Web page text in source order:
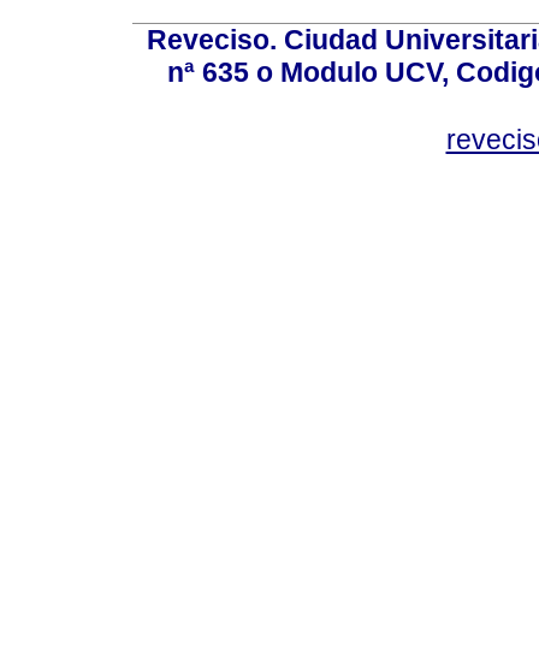
Reveciso. Ciudad
nª 635 o Modulo UCV,